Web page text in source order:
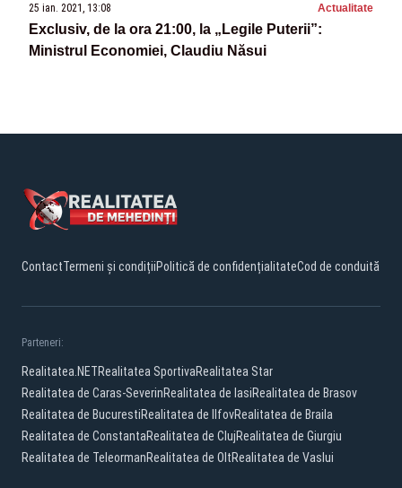
25 ian. 2021, 13:08 Actualitate
Exclusiv, de la ora 21:00, la „Legile Puterii”:
Ministrul Economiei, Claudiu Năsui
ContactTermeni și condițiiPolitică de confidențialitateCod de conduită
Parteneri:
Realitatea.NETRealitatea SportivaRealitatea Star
Realitatea de Caras-SeverinRealitatea de IasiRealitatea de Brasov
Realitatea de BucurestiRealitatea de IlfovRealitatea de Braila
Realitatea de ConstantaRealitatea de ClujRealitatea de Giurgiu
Realitatea de TeleormanRealitatea de OltRealitatea de Vaslui